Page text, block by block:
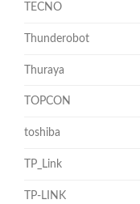
TECNO
Thunderobot
Thuraya
TOPCON
toshiba
TP_Link
TP-LINK